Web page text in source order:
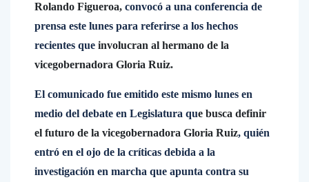
Rolando Figueroa, convocó a una conferencia de
prensa este lunes para referirse a los hechos
recientes que involucran al hermano de la
vicegobernadora Gloria Ruiz.
El comunicado fue emitido este mismo lunes en
medio del debate en Legislatura que busca definir
el futuro de la vicegobernadora Gloria Ruiz, quién
entró en el ojo de la críticas debida a la
investigación en marcha que apunta contra su